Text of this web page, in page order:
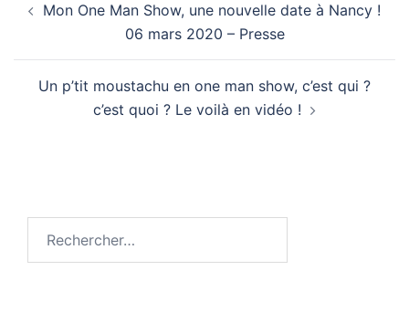
d’article
Mon One Man Show, une nouvelle date à Nancy !
06 mars 2020 – Presse
Un p’tit moustachu en one man show, c’est qui ?
c’est quoi ? Le voilà en vidéo !